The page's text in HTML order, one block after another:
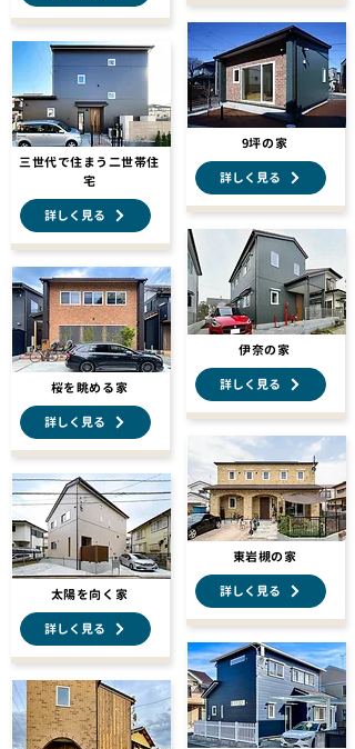
三世代で住まう二世帯住
宅
詳しく見る
桜を眺める家
詳しく見る
太陽を向く家
詳しく見る
9坪の家
詳しく見る
伊奈の家
詳しく見る
東岩槻の家
詳しく見る